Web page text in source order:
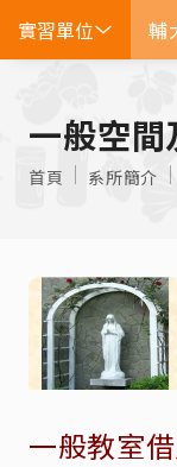
實習單位 輔
EN
一般空間
首頁 系所簡介
一般教室